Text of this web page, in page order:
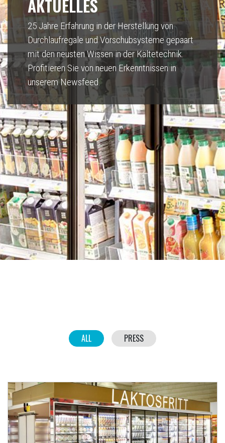
AKTUELLES
25 Jahre Erfahrung in der Herstellung von
Durchlaufregale und Vorschubsysteme gepaart
mit den neusten Wissen in der Kältetechnik.
Profitieren Sie von neuen Erkenntnissen in
unserem Newsfeed.
ALL PRESS